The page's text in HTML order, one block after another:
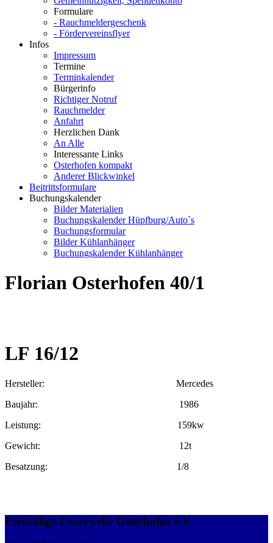
Formulare
- Rauchmeldergeschenk
- Fördervereinsflyer
Infos
Impressum
Termine
Terminkalender
Bürgerinfo
Richtiger Notruf
Rauchmelder
Anfahrt
Herzlichen Dank
An Alle
Interessante Links
Osterhofen kompakt
Anderer Blickwinkel
Beitrittsformulare
Buchungskalender
Bilder Materialien
Buchungskalender Hüpfburg/Auto`s
Buchungsformular
Bilder Kühlanhänger
Buchungskalender Kühlanhänger
Florian Osterhofen 40/1
LF 16/12
Hersteller: Mercedes
Baujahr: 1986
Leistung: 159kw
Gewicht: 12t
Besatzung: 1/8
Freiwillige Feuerwehr Osterhofen e.V.